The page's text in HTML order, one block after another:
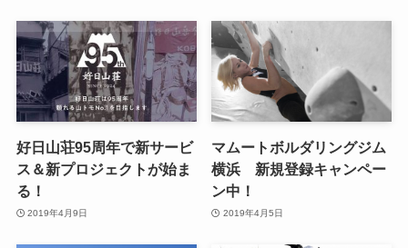
好日山荘95周年で新サービ
ス＆新プロジェクトが始ま
る！
2019年4月9日
マムートボルダリングジム
横浜 新規登録キャンペー
ン中！
2019年4月5日